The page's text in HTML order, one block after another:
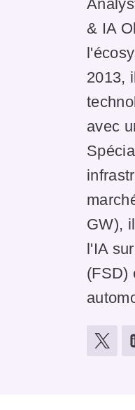
& IA
2013,
avec
GW),
l'IA
(FSD)